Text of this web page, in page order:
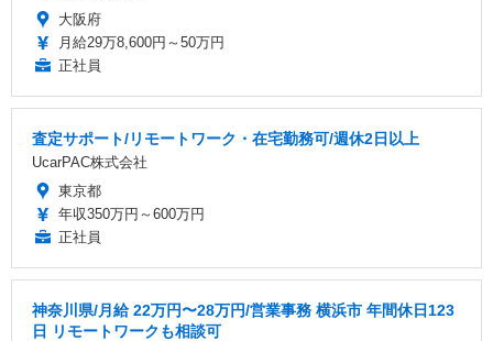
大阪府
月給29万8,600円～50万円
正社員
査定サポート/リモートワーク・在宅勤務可/週休2日以上
UcarPAC株式会社
東京都
年収350万円～600万円
正社員
神奈川県/月給 22万円〜28万円/営業事務 横浜市 年間休日123
日 リモートワークも相談可